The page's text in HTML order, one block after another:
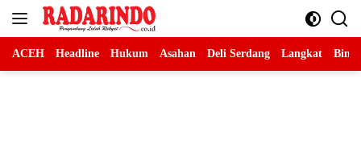
Langsung
ACEH Headline Hukum Asahan Deli Serdang Langkat